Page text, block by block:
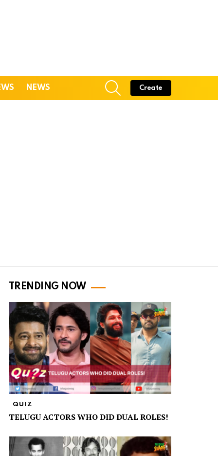
NEWS
SEARCH
Create
TRENDING NOW
QUIZ
TELUGU ACTORS WHO DID DUAL ROLES!